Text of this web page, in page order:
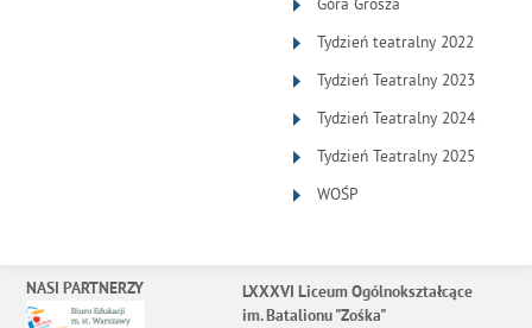
Góra Grosza
Tydzień teatralny 2022
Tydzień Teatralny 2023
Tydzień Teatralny 2024
Tydzień Teatralny 2025
WOŚP
NASI PARTNERZY
LXXXVI Liceum Ogólnokształcące
im. Batalionu "Zośka"